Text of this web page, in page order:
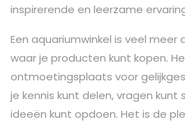
inspirerende en leerzame
Een aquariumwinkel is veel meer
waar je producten kunt kopen.
ontmoetingsplaats voor
je kennis kunt delen, vragen kunt
ideeën kunt opdoen. Het is de